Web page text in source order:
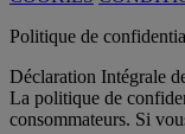
Politique de
Déclaration Intégrale
La politique de
consommateurs. Si